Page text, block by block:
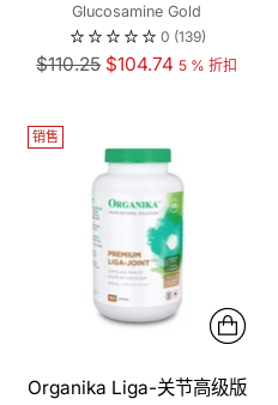
Glucosamine Gold
0 (139)
正
格
$110.25 $104.74 5 % 折扣
销售
Organika Liga-关节高级版